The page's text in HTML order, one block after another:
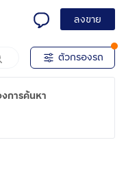
ลงขาย
ตัวกรองรถ
การค้นหา